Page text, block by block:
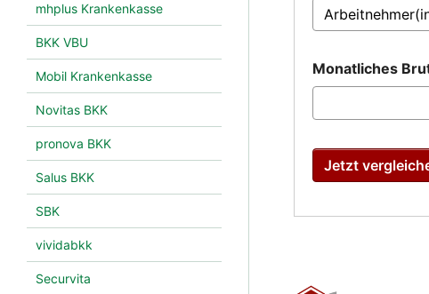
mhplus Krankenkasse
BKK VBU
Mobil Krankenkasse
Novitas BKK
pronova BKK
Salus BKK
SBK
vividabkk
Securvita
Monatliches
Jetzt